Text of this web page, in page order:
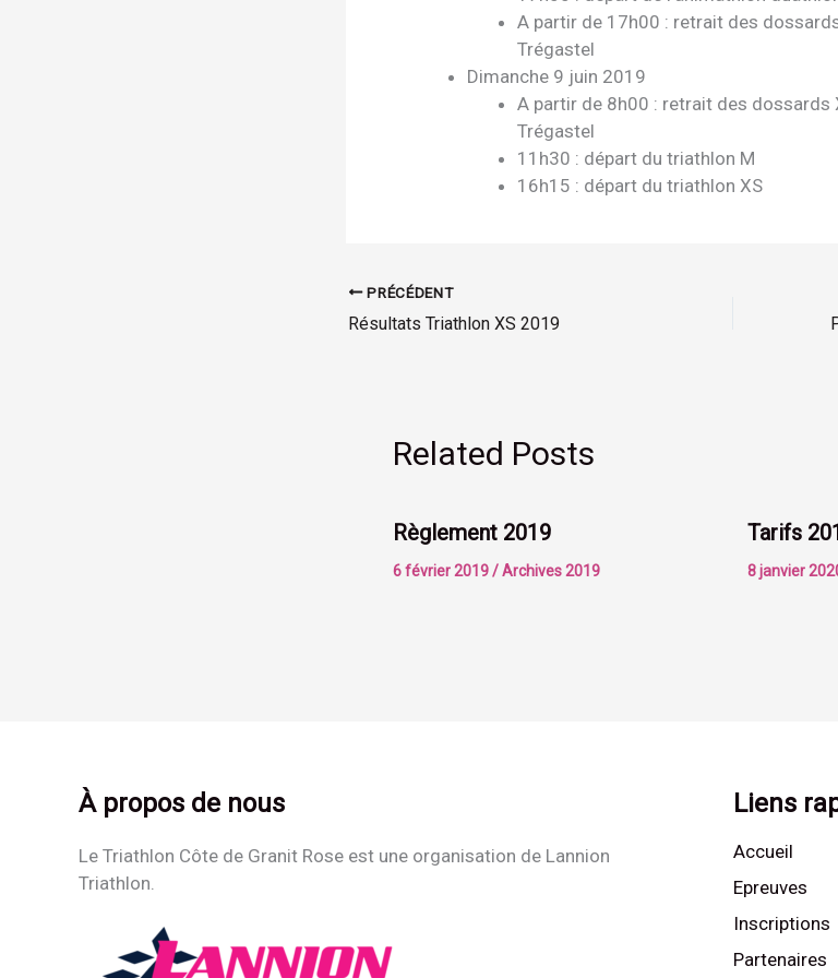
A partir de 17h00 : retrait des
Trégastel
Dimanche 9 juin 2019
A partir de 8h00 : retrait des dossards
Trégastel
11h30 : départ du triathlon M
16h15 : départ du triathlon XS
PRÉCÉDENT
Résultats Triathlon XS 2019
Related Posts
Règlement 2019
6 février 2019/Archives 2019
Tarifs
8 janvier
À propos de nous
Le Triathlon Côte de Granit Rose est une organisation de Lannion
Triathlon.
Liens
Accueil
Epreuves
Inscriptions
Partenaires